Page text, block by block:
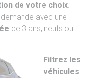
de votre choix. Il
avec une
de 3 ans, neufs ou
Filtrez les
véhicules